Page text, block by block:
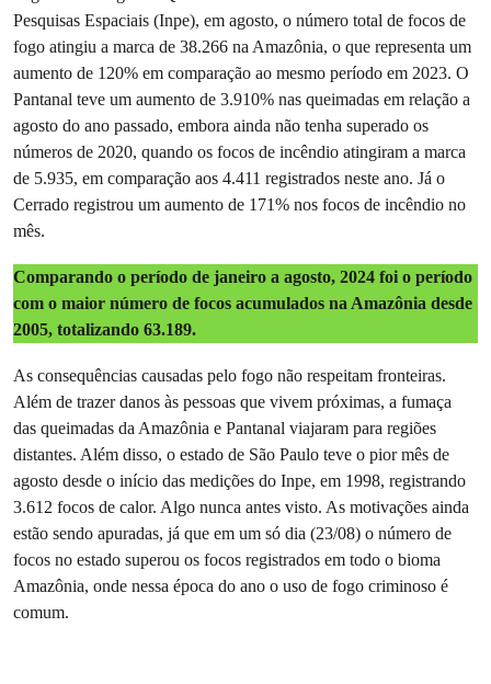
Pesquisas Espaciais (Inpe), em agosto, o número total de focos de
fogo atingiu a marca de 38.266 na Amazônia, o que representa um
aumento de 120% em comparação ao mesmo período em 2023. O
Pantanal teve um aumento de 3.910% nas queimadas em relação a
agosto do ano passado, embora ainda não tenha superado os
números de 2020, quando os focos de incêndio atingiram a marca
de 5.935, em comparação aos 4.411 registrados neste ano. Já o
Cerrado registrou um aumento de 171% nos focos de incêndio no
mês.
Comparando o período de janeiro a agosto, 2024 foi o período
com o maior número de focos acumulados na Amazônia desde
2005, totalizando 63.189.
As consequências causadas pelo fogo não respeitam fronteiras.
Além de trazer danos às pessoas que vivem próximas, a fumaça
das queimadas da Amazônia e Pantanal viajaram para regiões
distantes. Além disso, o estado de São Paulo teve o pior mês de
agosto desde o início das medições do Inpe, em 1998, registrando
3.612 focos de calor. Algo nunca antes visto. As motivações ainda
estão sendo apuradas, já que em um só dia (23/08) o número de
focos no estado superou os focos registrados em todo o bioma
Amazônia, onde nessa época do ano o uso de fogo criminoso é
comum.